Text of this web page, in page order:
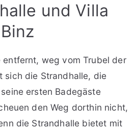
und Villa
weg vom Trubel der
sich die Strandhalle, die
ersten Badegäste
den Weg dorthin nicht,
die Strandhalle bietet mit